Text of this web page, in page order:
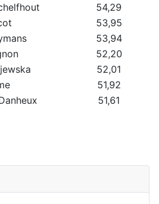
54,29
53,95
53,94
52,20
52,01
51,92
51,61